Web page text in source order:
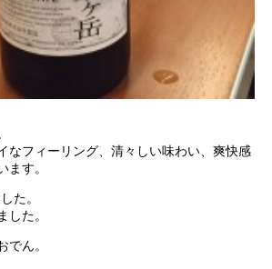
なフィーリング、清々しい味わい、爽快感
ます。
た。
した。
でん。